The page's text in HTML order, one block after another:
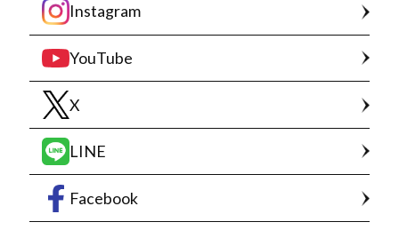
Instagram
YouTube
X
LINE
Facebook